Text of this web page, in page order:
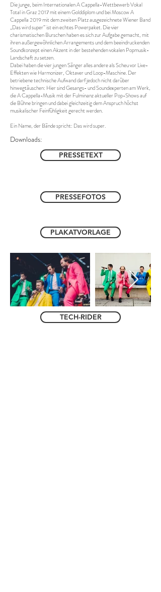
Die junge, beim Internationalen A Cappella-Wettbewerb Vokal
Total in Graz 2017 mit einem Golddiplom und bei Moscow A
Cappella 2019 mit dem zweiten Platz ausgezeichnete Wiener Band
„Das wird super” ist ein echtes Powerpaket. Die vier
charismatischen Burschen haben es sich zur Aufgabe gemacht, mit
ihren außergewöhnlichen Arrangements und dem beeindruckenden
Soundkonzept einen Akzent in der bestehenden vokalen Popmusik-
Landschaft zu setzen.
Dabei haben die vier jungen Sänger alles andere als Scheu vor Live-
Effekten wie Harmonizer, Oktaver und Loop-Maschine. Der
betriebene technische Aufwand darf jedoch nicht darüber
hinwegtäuschen: Hier sind Gesangs- und Soundexperten am Werk,
die A Cappella-Musik mit der Fulminanz aktueller Pop-Shows auf
die Bühne bringen und dabei gleichzeitig dem Anspruch höchst
musikalischer Feinfühligkeit gerecht werden.
Ein Name, der Bände spricht: Das wird super.
Downloads:
PRESSETEXT
PRESSEFOTOS
PLAKATVORLAGE
TECH-RIDER